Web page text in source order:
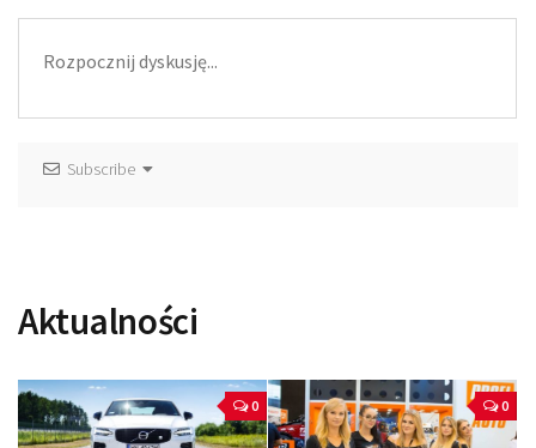
Subscribe
Aktualności
0 0